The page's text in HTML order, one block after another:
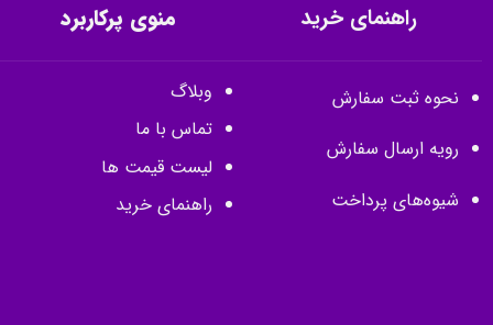
راهنمای خرید
نحوه ثبت سفارش
رویه ارسال سفارش
شیوه‌های پرداخت
منوی پرکاربرد
وبلاگ
تماس با ما
لیست قیمت ها
راهنمای خرید